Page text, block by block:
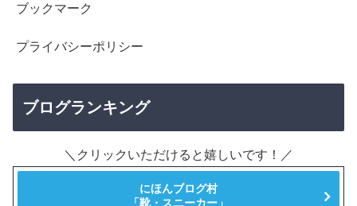
ブックマーク
プライバシーポリシー
ブログランキング
＼クリックいただけると嬉しいです！／
にほんブログ村
「靴・スニーカー」